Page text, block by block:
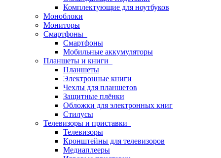
Комплектующие для ноутбуков
Моноблоки
Мониторы
Смартфоны
Смартфоны
Мобильные аккумуляторы
Планшеты и книги
Планшеты
Электронные книги
Чехлы для планшетов
Защитные плёнки
Обложки для электронных книг
Стилусы
Телевизоры и приставки
Телевизоры
Кронштейны для телевизоров
Медиаплееры